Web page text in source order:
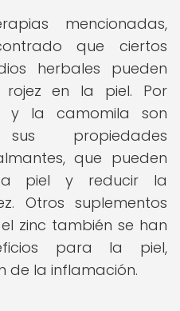
mencionadas,
que ciertos
herbales pueden
en la piel. Por
y la camomila son
propiedades
que pueden
piel y reducir la
Otros suplementos
zinc también se han
para la piel,
de la inflamación.